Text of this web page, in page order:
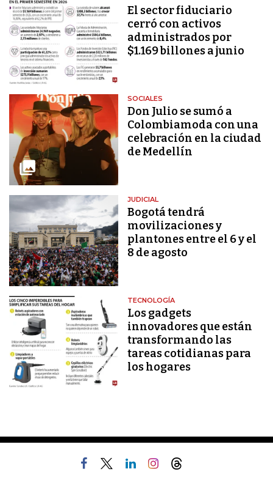
El sector fiduciario
cerró con activos
administrados por
$1.169 billones a junio
SOCIALES
Don Julio se sumó a
Colombiamoda con una
celebración en la ciudad
de Medellín
JUDICIAL
Bogotá tendrá
movilizaciones y
plantones entre el 6 y el
8 de agosto
TECNOLOGÍA
Los gadgets
innovadores que están
transformando las
tareas cotidianas para
los hogares